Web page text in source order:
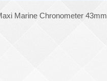
Marine Chronometer 43mm